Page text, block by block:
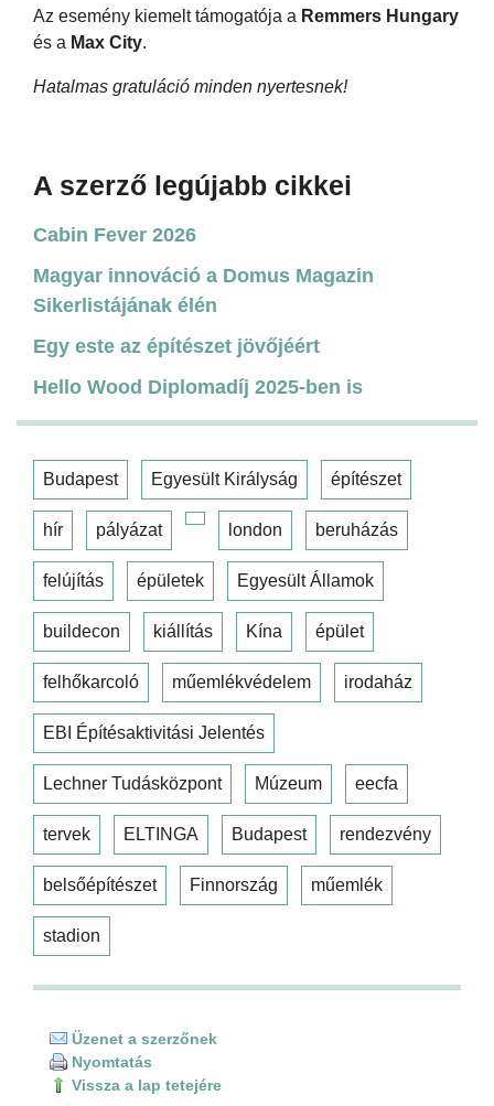
Az esemény kiemelt támogatója a Remmers Hungary
és a Max City.
Hatalmas gratuláció minden nyertesnek!
A szerző legújabb cikkei
Cabin Fever 2026
Magyar innováció a Domus Magazin
Sikerlistájának élén
Egy este az építészet jövőjéért
Hello Wood Diplomadíj 2025-ben is
Budapest Egyesült Királyság építészet
hír pályázat london beruházás
felújítás épületek Egyesült Államok
buildecon kiállítás Kína épület
felhőkarcoló műemlékvédelem irodaház
EBI Építésaktivitási Jelentés
Lechner Tudásközpont Múzeum eecfa
tervek ELTINGA Budapest rendezvény
belsőépítészet Finnország műemlék
stadion
Üzenet a szerzőnek
Nyomtatás
Vissza a lap tetejére